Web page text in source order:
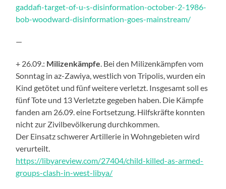
gaddafi-target-of-u-s-disinformation-october-2-1986-
bob-woodward-disinformation-goes-mainstream/
—
+ 26.09.: Milizenkämpfe . Bei den Milizenkämpfen vom
Sonntag in az-Zawiya, westlich von Tripolis wurden ein
Kind getötet und fünf weitere verletzt. Insgesamt soll es
fünf Tote und 13 Verletzte gegeben haben. Die Kämpfe
fanden am 26.09. eine Fortsetzung. Hilfskräfte konnten
nicht zur Zivilbevölkerung durchkommen.
Der Einsatz schwerer Artillerie in Wohngebieten wird
verurteilt.
https://libyareview.com/27404/child-killed-as-armed-
groups-clash-in-west-libya/